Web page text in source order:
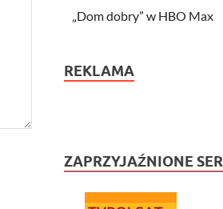
„Dom dobry” w HBO Max
REKLAMA
ZAPRZYJAŹNIONE